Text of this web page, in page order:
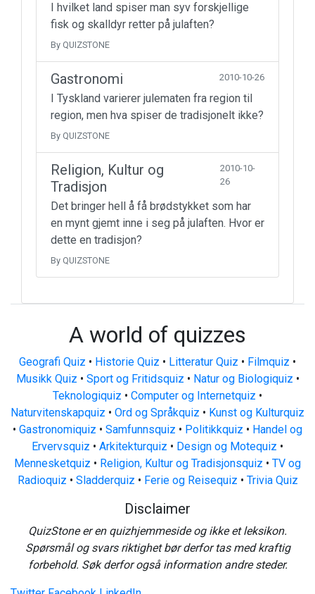
I hvilket land spiser man syv forskjellige
fisk og skalldyr retter på julaften?
By QUIZSTONE
Gastronomi 2010-10-26
I Tyskland varierer julematen fra region til
region, men hva spiser de tradisjonelt ikke?
By QUIZSTONE
Religion, Kultur og
Tradisjon
2010-10-
26
Det bringer hell å få brødstykket som har
en mynt gjemt inne i seg på julaften. Hvor er
dette en tradisjon?
By QUIZSTONE
A world of quizzes
Geografi Quiz • Historie Quiz • Litteratur Quiz • Filmquiz •
Musikk Quiz • Sport og Fritidsquiz • Natur og Biologiquiz •
Teknologiquiz • Computer og Internetquiz •
Naturvitenskapquiz • Ord og Språkquiz • Kunst og Kulturquiz
• Gastronomiquiz • Samfunnsquiz • Politikkquiz • Handel og
Ervervsquiz • Arkitekturquiz • Design og Motequiz •
Mennesketquiz • Religion, Kultur og Tradisjonsquiz • TV og
Radioquiz • Sladderquiz • Ferie og Reisequiz • Trivia Quiz
Disclaimer
QuizStone er en quizhjemmeside og ikke et leksikon.
Spørsmål og svars riktighet bør derfor tas med kraftig
forbehold. Søk derfor også information andre steder.